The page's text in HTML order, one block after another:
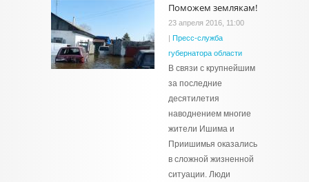
Поможем землякам!
23 апреля 2016, 11:00
| Пресс-служба
губернатора области
В связи с крупнейшим
за последние
десятилетия
наводнением многие
жители Ишима и
Приишимья оказались
в сложной жизненной
ситуации. Люди